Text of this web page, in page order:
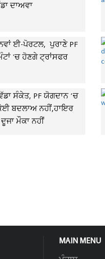
ਦਾਅਵਾ
ਨਵਾਂ ਈ-ਪੋਰਟਲ, ਪੁਰਾਣੇ PF
'ਚ ਹੋਣਗੇ ਟ੍ਰਾਂਸਫਰ
ਸੰਕੇਤ, PF ਯੋਗਦਾਨ ’ਚ
ਬਦਲਾਅ ਨਹੀਂ,ਹਾਇਰ
ਮੌਕਾ ਨਹੀਂ
MAIN MENU